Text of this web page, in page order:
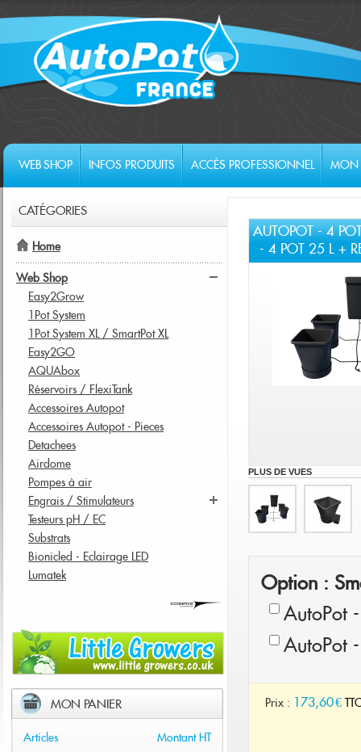
WEB SHOP INFOS PRODUITS ACCÈS PROFESSIONNEL MON
AUTOPOT - 4
- 4 POT 25 L +
PLUS DE VUES
Option :
AutoPot
AutoPot
Prix : 173,60 € TTC
CATÉGORIES
Home
Web Shop
Easy2Grow
1Pot System
1Pot System XL / SmartPot XL
Easy2GO
AQUAbox
Réservoirs / FlexiTank
Accessoires Autopot
Accessoires Autopot - Pieces
Detachees
Airdome
Pompes à air
Engrais / Stimulateurs
Testeurs pH / EC
Substrats
Bionicled - Eclairage LED
Lumatek
MON PANIER
Articles
Montant HT